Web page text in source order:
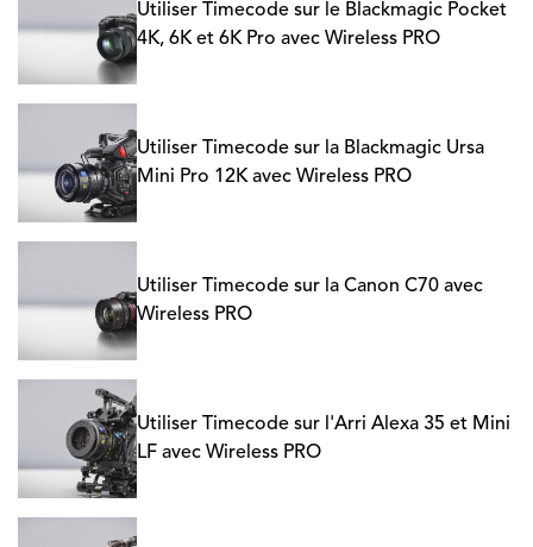
Utiliser Timecode sur le Blackmagic Pocket
4K, 6K et 6K Pro avec Wireless PRO
Utiliser Timecode sur la Blackmagic Ursa
Mini Pro 12K avec Wireless PRO
Utiliser Timecode sur la Canon C70 avec
Wireless PRO
Utiliser Timecode sur l'Arri Alexa 35 et Mini
LF avec Wireless PRO